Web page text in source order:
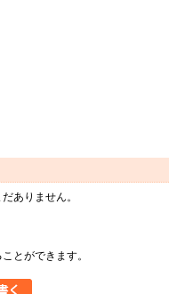
ありません。
とができます。